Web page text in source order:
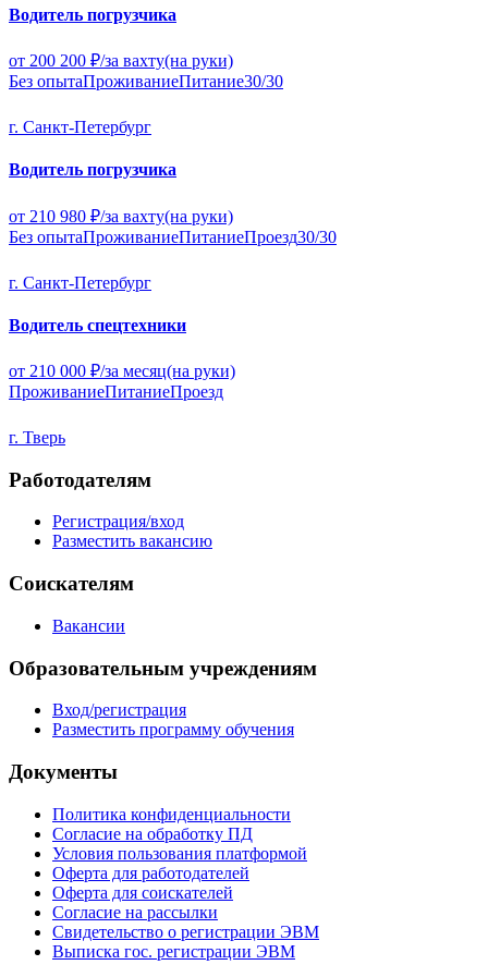
Водитель погрузчика
от 200 200 ₽/за вахту(на руки)
Без опытаПроживаниеПитание30/30
г. Санкт-Петербург
Водитель погрузчика
от 210 980 ₽/за вахту(на руки)
Без опытаПроживаниеПитаниеПроезд30/30
г. Санкт-Петербург
Водитель спецтехники
от 210 000 ₽/за месяц(на руки)
ПроживаниеПитаниеПроезд
г. Тверь
Работодателям
Регистрация/вход
Разместить вакансию
Соискателям
Вакансии
Образовательным учреждениям
Вход/регистрация
Разместить программу обучения
Документы
Политика конфиденциальности
Согласие на обработку ПД
Условия пользования платформой
Оферта для работодателей
Оферта для соискателей
Согласие на рассылки
Свидетельство о регистрации ЭВМ
Выписка гос. регистрации ЭВМ